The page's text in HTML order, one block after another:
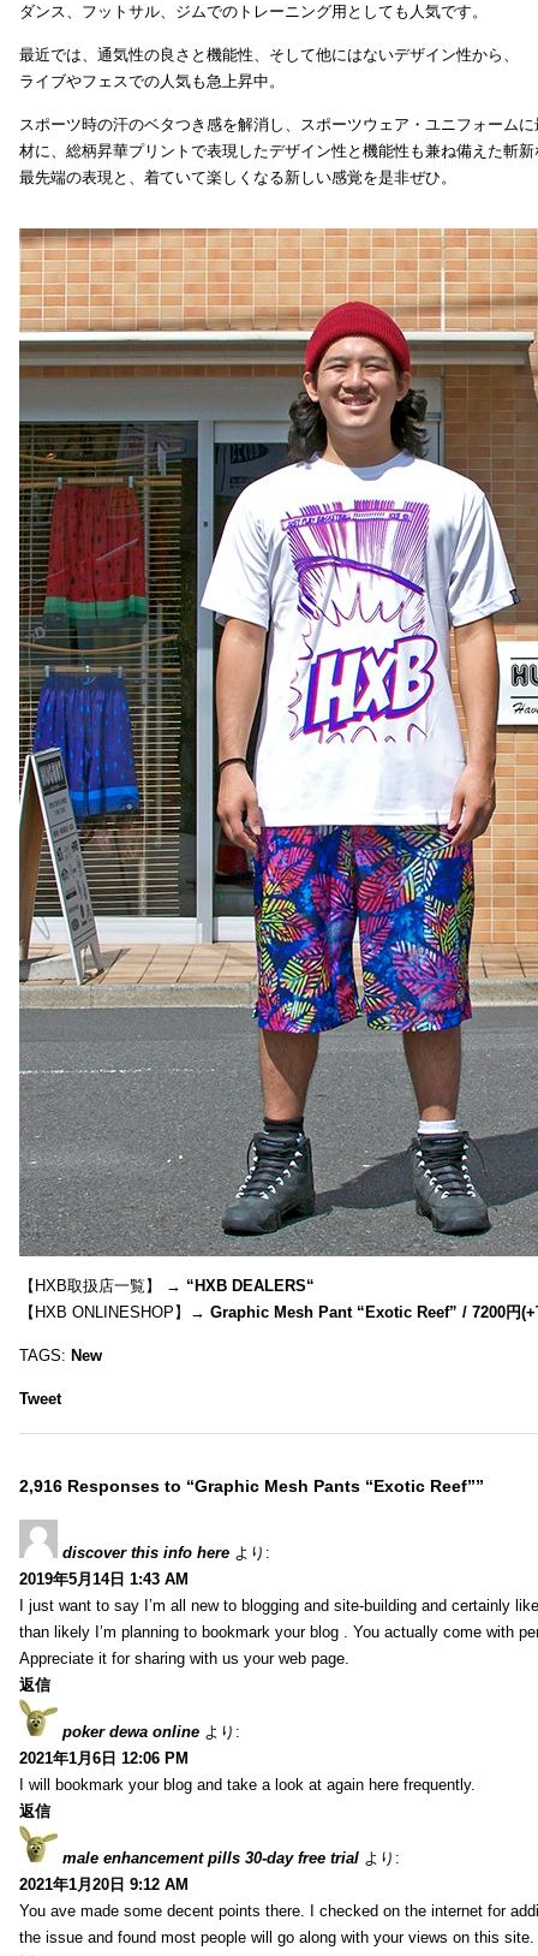
ダンス、フットサル、ジムでのトレーニング用としても人気です。
最近では、通気性の良さと機能性、そして他にはないデザイン性から、
ライブやフェスでの人気も急上昇中。
スポーツ時の汗のベタつき感を解消し、スポーツウェア・ユニフォーム
材に、総柄昇華プリントで表現したデザイン性と機能性も兼ね備えた斬
最先端の表現と、着ていて楽しくなる新しい感覚を是非ぜひ。
【HXB取扱店一覧】 → “HXB DEALERS“
【HXB ONLINESHOP】→ Graphic Mesh Pant “Exotic Reef” / 7200円
TAGS: New
Tweet
2,916 Responses to “Graphic Mesh Pants “Exotic Reef””
discover this info here より:
2019年5月14日 1:43 AM
I just want to say I’m all new to blogging and site-building and certainly
than likely I’m planning to bookmark your blog . You actually come with
Appreciate it for sharing with us your web page.
返信
poker dewa online より:
2021年1月6日 12:06 PM
I will bookmark your blog and take a look at again here frequently.
返信
male enhancement pills 30-day free trial より:
2021年1月20日 9:12 AM
You ave made some decent points there. I checked on the internet for
the issue and found most people will go along with your views on this site.